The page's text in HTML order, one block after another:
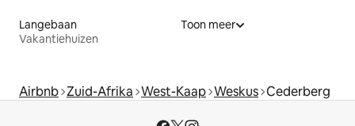
Langebaan
Vakantiehuizen
Toon meer
Airbnb Zuid-Afrika West-Kaap Weskus Cederberg